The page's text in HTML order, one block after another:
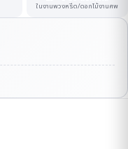
ในงานพวงหรีด/ดอกไม้งานศพ